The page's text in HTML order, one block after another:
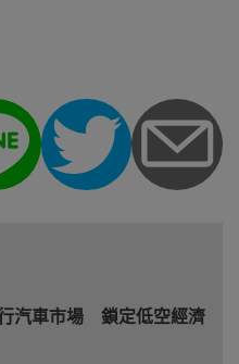
汽車市場 鎖定低空經濟